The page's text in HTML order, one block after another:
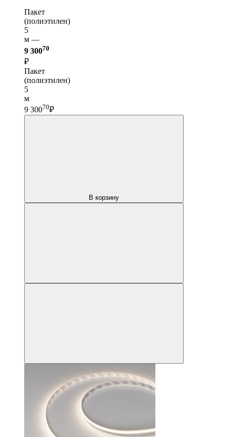
Пакет
(полиэтилен)
5
м —
9 30070
₽
Пакет
(полиэтилен)
5
м
9 30070₽
В корзину